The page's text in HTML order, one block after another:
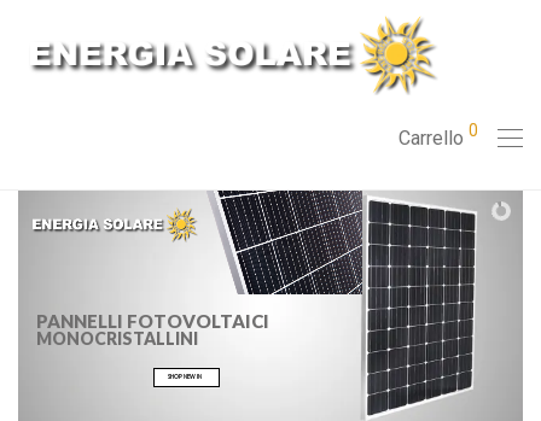
Carrello 0
PANNELLI FOTOVOLTAICI
MONOCRISTALLINI
SHOP NEW IN